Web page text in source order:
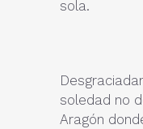
sola.
soledad no
Aragón